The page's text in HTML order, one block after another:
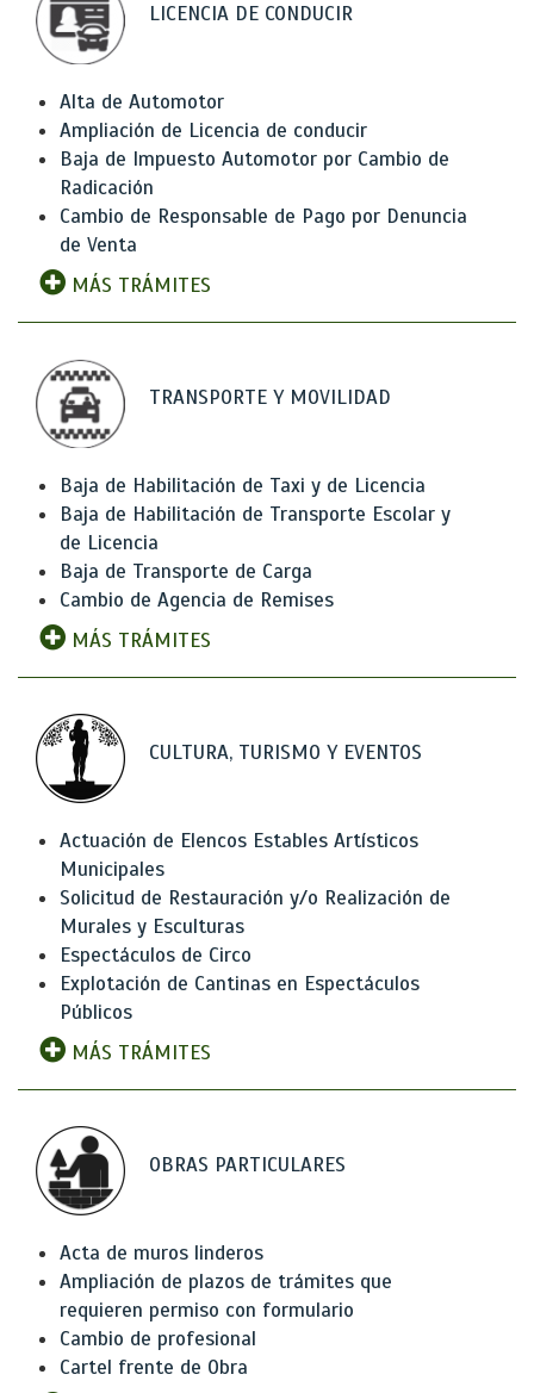
LICENCIA DE CONDUCIR
Alta de Automotor
Ampliación de Licencia de conducir
Baja de Impuesto Automotor por Cambio de
Radicación
Cambio de Responsable de Pago por Denuncia
de Venta
MÁS TRÁMITES
TRANSPORTE Y MOVILIDAD
Baja de Habilitación de Taxi y de Licencia
Baja de Habilitación de Transporte Escolar y
de Licencia
Baja de Transporte de Carga
Cambio de Agencia de Remises
MÁS TRÁMITES
CULTURA, TURISMO Y EVENTOS
Actuación de Elencos Estables Artísticos
Municipales
Solicitud de Restauración y/o Realización de
Murales y Esculturas
Espectáculos de Circo
Explotación de Cantinas en Espectáculos
Públicos
MÁS TRÁMITES
OBRAS PARTICULARES
Acta de muros linderos
Ampliación de plazos de trámites que
requieren permiso con formulario
Cambio de profesional
Cartel frente de Obra